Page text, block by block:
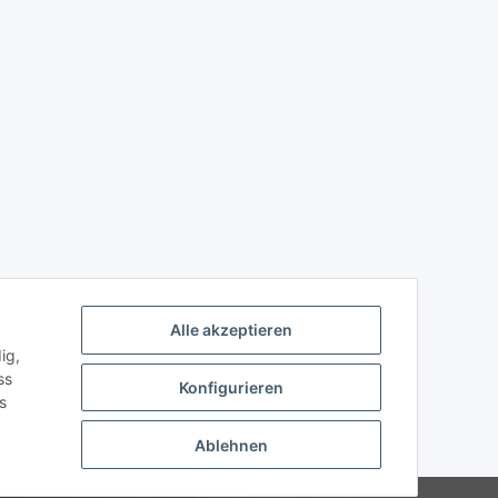
Alle akzeptieren
Konfigurieren
Ablehnen